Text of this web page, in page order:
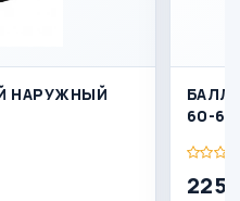
НАРУЖНЫЙ
60-